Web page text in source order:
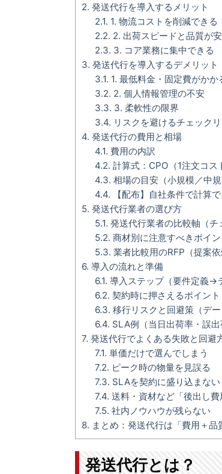
2. 発送代行を導入するメリット
2.1. 1. 物流コストを削減できる
2.2. 2. 出荷スピードと品質が
2.3. 3. コア業務に集中できる
3. 発送代行を導入するデメリット
3.1. 1. 最低料金・固定費がかか
3.2. 2. 個人情報管理の不安
3.3. 3. 柔軟性の限界
3.4. リスクを避けるチェックリ
4. 発送代行の費用と相場
4.1. 費用の内訳
4.2. 計算式：CPO（1注文コス
4.3. 相場の目安（小規模／中規
4.4. 【配布】自社条件で計算
5. 発送代行業者の選び方
5.1. 発送代行業者の比較軸（チ
5.2. 商材別に注意すべきポイン
5.3. 業者比較用のRFP（提案
6. 導入の流れと準備
6.1. 導入ステップ（要件定義
6.2. 契約時に押さえるポイン
6.3. 移行リスクと回避策（デ
6.4. SLA例（当日出荷率・誤出
7. 発送代行でよくある失敗と回避
7.1. 単価だけで選んでしまう
7.2. ピーク時の物量を見誤る
7.3. SLAを契約に盛り込まない
7.4. 送料・資材など「後出し
7.5. 社内ノウハウが残らない
8. まとめ：発送代行は「費用＋
発送代行とは？